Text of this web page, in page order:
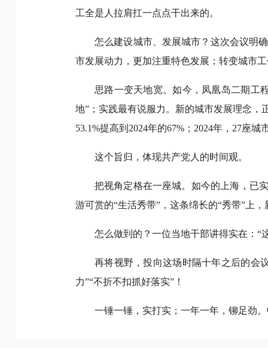
工全是人拉肩扛一点点干出来的。
怎么建设城市、发展城市？这次会议明
市发展动力，更加注重特色发展；转变城市
思路一变天地宽。如今，凤凰岛二期工
地”；实践最有说服力。新的城市发展理念，
53.1%提高到2024年的67%；2024年，27座
这个旨归，体现共产党人的时间观。
把视角定格在一座城。如今的上海，已
游可赏的“生活秀带”，这条绵长的“秀带”上
怎么做到的？一位当地干部讲得实在：“
再将视野，投向这场时隔十年之后的会
力”“不折不扣抓好落实”！
一锤一锤，实打实；一年一年，铆足劲